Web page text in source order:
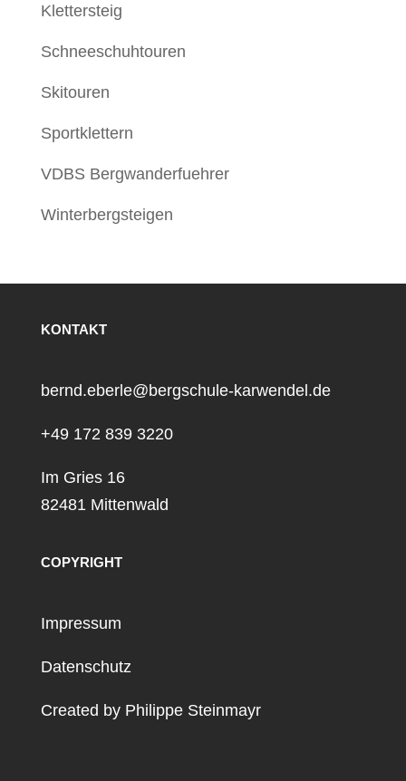
Klettersteig
Schneeschuhtouren
Skitouren
Sportklettern
VDBS Bergwanderfuehrer
Winterbergsteigen
KONTAKT
bernd.eberle@bergschule-karwendel.de
+49 172 839 3220
Im Gries 16
82481 Mittenwald
COPYRIGHT
Impressum
Datenschutz
Created by Philippe Steinmayr